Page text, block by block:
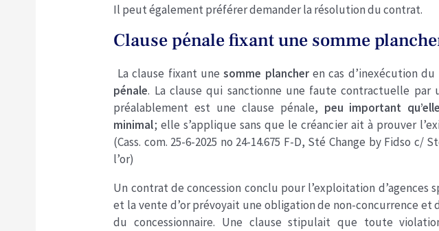
Il peut également préférer demander la résolution du contrat.
Clause pénale fixant une somme
La clause fixant unesomme plancheren cas d’inexécution
pénale. La clause qui sanctionne une faute contractuelle par
préalablement est une clause pénale, peu important
minimal; elle s’applique sans que le créancier ait à prouver
(Cass. com. 25-6-2025 no 24-14.675 F-D, Sté Change by Fidso c/
l’or)
Un contrat de concession conclu pour l’exploitation d’agences
et la vente d’or prévoyait une obligation de non-concurrence et
du concessionnaire. Une clause stipulait que toute